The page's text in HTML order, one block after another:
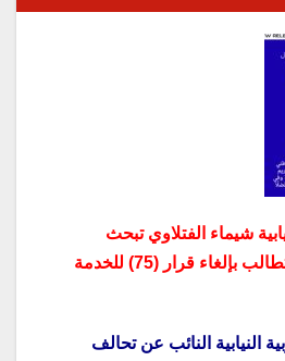
شيماء الفتلاوي تبحث
“الدخول الشامل” وتطالب بإلغاء قرار (75) للخدمة
النيابية النائب عن تحالف